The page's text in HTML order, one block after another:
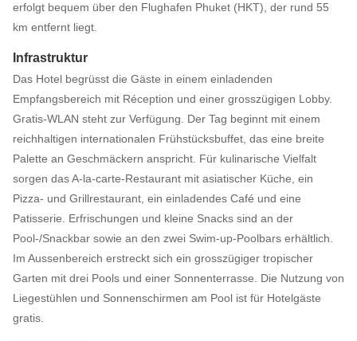
erfolgt bequem über den Flughafen Phuket (HKT), der rund 55
km entfernt liegt.
Infrastruktur
Das Hotel begrüsst die Gäste in einem einladenden
Empfangsbereich mit Réception und einer grosszügigen Lobby.
Gratis-WLAN steht zur Verfügung. Der Tag beginnt mit einem
reichhaltigen internationalen Frühstücksbuffet, das eine breite
Palette an Geschmäckern anspricht. Für kulinarische Vielfalt
sorgen das A-la-carte-Restaurant mit asiatischer Küche, ein
Pizza- und Grillrestaurant, ein einladendes Café und eine
Patisserie. Erfrischungen und kleine Snacks sind an der
Pool-/Snackbar sowie an den zwei Swim-up-Poolbars erhältlich.
Im Aussenbereich erstreckt sich ein grosszügiger tropischer
Garten mit drei Pools und einer Sonnenterrasse. Die Nutzung von
Liegestühlen und Sonnenschirmen am Pool ist für Hotelgäste
gratis.